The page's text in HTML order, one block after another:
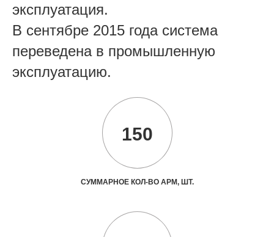
эксплуатация.
В сентябре 2015 года система
переведена в промышленную
эксплуатацию.
150
СУММАРНОЕ КОЛ-ВО АРМ, ШТ.